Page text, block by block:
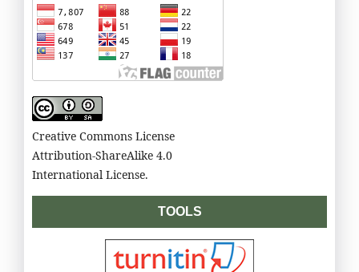
Creative Commons License
Attribution-ShareAlike 4.0
International License.
TOOLS